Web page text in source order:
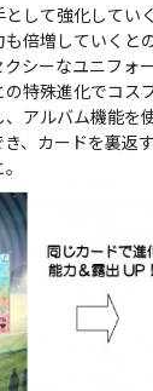
して強化してい
倍増していくと
シーなユニフォ
特殊進化でコス
アルバム機能を
、カードを裏返